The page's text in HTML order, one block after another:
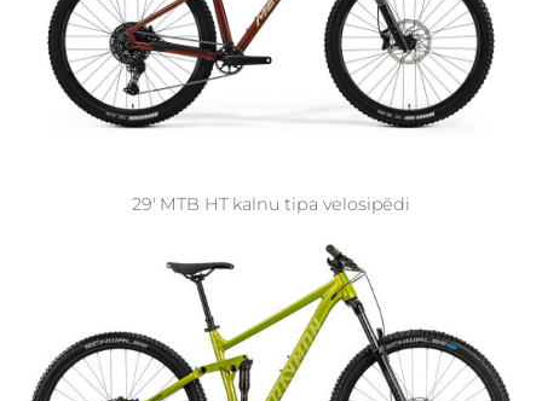
29' MTB HT kalnu tipa velosipēdi